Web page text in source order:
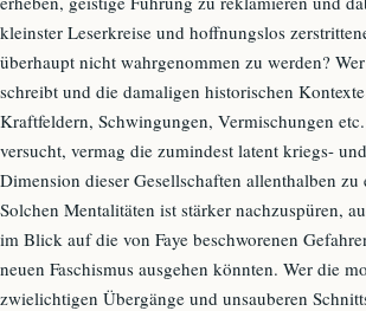
kleinster Leserkreise und hoffnungslos
überhaupt nicht wahrgenommen zu werden?
schreibt und die damaligen historischen
Kraftfeldern, Schwingungen, Vermischungen
versucht, vermag die zumindest latent kriegs-
Dimension dieser Gesellschaften allenthalben zu
Solchen Mentalitäten ist stärker nachzuspüren,
im Blick auf die von Faye beschworenen
neuen Faschismus ausgehen könnten. Wer die
zwielichtigen Übergänge und unsauberen